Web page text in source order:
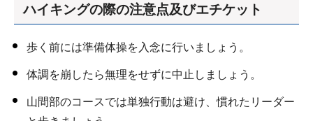
ハイキングの際の注意点及びエチケット
歩く前には準備体操を入念に行いましょう。
体調を崩したら無理をせずに中止しましょう。
山間部のコースでは単独行動は避け、慣れたリーダー